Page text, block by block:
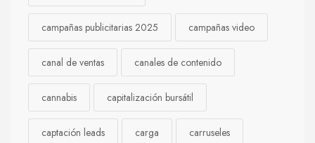
campañas publicitarias 2025 campañas video
canal de ventas canales de contenido
cannabis capitalización bursátil
captación leads carga carruseles